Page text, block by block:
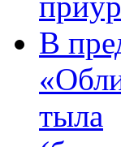
В
тыла